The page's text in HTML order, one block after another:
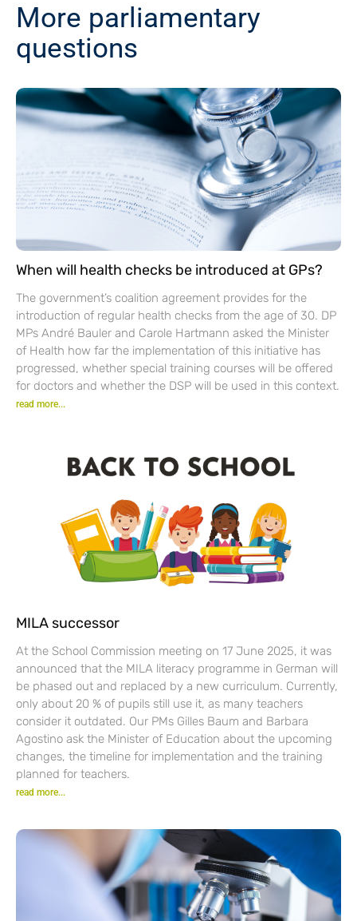
More parliamentary
questions
When will health checks be introduced at GPs?
The government’s coalition agreement provides for the
introduction of regular health checks from the age of 30. DP
MPs André Bauler and Carole Hartmann asked the Minister
of Health how far the implementation of this initiative has
progressed, whether special training courses will be offered
for doctors and whether the DSP will be used in this context.
read more...
MILA successor
At the School Commission meeting on 17 June 2025, it was
announced that the MILA literacy programme in German will
be phased out and replaced by a new curriculum. Currently,
only about 20 % of pupils still use it, as many teachers
consider it outdated. Our PMs Gilles Baum and Barbara
Agostino ask the Minister of Education about the upcoming
changes, the timeline for implementation and the training
planned for teachers.
read more...